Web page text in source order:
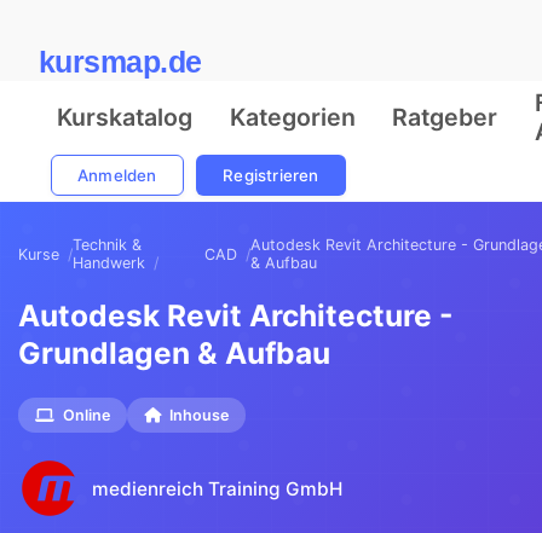
kursmap.de
Kurskatalog Kategorien Ratgeber
Anmelden Registrieren
Kurse
Technik &
Handwerk
CAD
Autodesk Revit Architecture -
& Aufbau
Autodesk Revit Architecture -
Grundlagen & Aufbau
Online Inhouse
medienreich Training GmbH